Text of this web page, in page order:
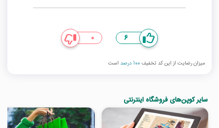
6
0
میزان رضایت از این کد تخفیف 100 درصد است
سایر کوپن‌های فروشگاه اینترنتی